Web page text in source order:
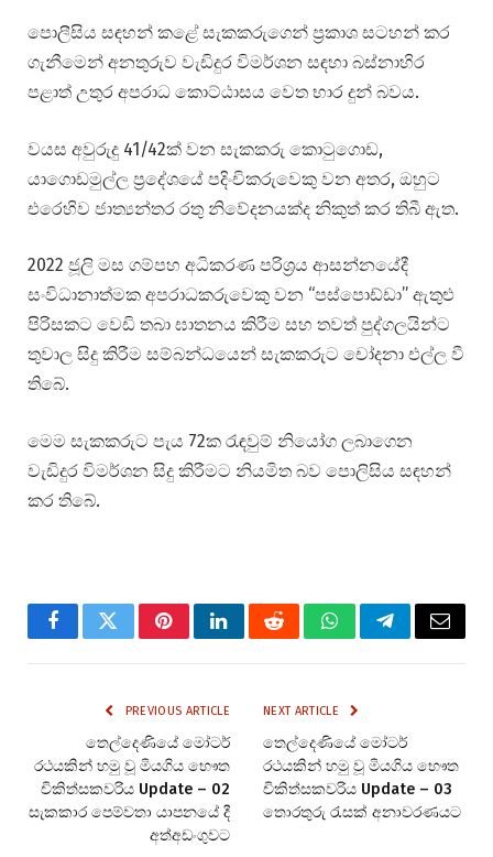
පොලීසිය සඳහන් කළේ සැකකරුගෙන් ප්‍රකාශ සටහන් කර
ගැනීමෙන් අනතුරුව වැඩිදුර විමර්ශන සඳහා බස්නාහිර
පළාත් උතුර අපරාධ කොට්ඨාසය වෙත භාර දුන් බවය.
වයස අවුරුදු 41/42ක් වන සැකකරු කොටුගොඩ,
යාගොඩමුල්ල ප්‍රදේශයේ පදිංචිකරුවෙකු වන අතර, ඔහුට
එරෙහිව ජාත්‍යන්තර රතු නිවේදනයක්ද නිකුත් කර තිබී ඇත.
2022 ජූලි මස ගම්පහ අධිකරණ පරිශ්‍රය ආසන්නයේදී
සංවිධානාත්මක අපරාධකරුවෙකු වන “පස්පොඩ්ඩා” ඇතුළු
පිරිසකට වෙඩි තබා ඝාතනය කිරීම සහ තවත් පුද්ගලයින්ට
තුවාල සිදු කිරීම සම්බන්ධයෙන් සැකකරුට චෝදනා එල්ල වී
තිබේ.
මෙම සැකකරුට පැය 72ක රැඳවුම් නියෝග ලබාගෙන
වැඩිදුර විමර්ශන සිදු කිරීමට නියමිත බව පොලිසිය සඳහන්
කර තිබේ.
FacebookTwitterPinterestLinkedInRedditWhatsAppTelegramEmail
PREVIOUS ARTICLE
තෙල්දෙණියේ මෝටර්
රථයකින් හමු වූ මියගිය භෞත
චිකිත්සකවරිය Update – 02
සැකකාර පෙම්වතා යාපනයේ දී
අත්අඩංගුවට
NEXT ARTICLE
තෙල්දෙණියේ මෝටර්
රථයකින් හමු වූ මියගිය භෞත
චිකිත්සකවරිය Update – 03
තොරතුරු රැසක් අනාවරණයට